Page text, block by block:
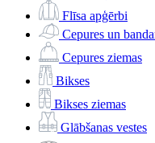
Flīsa apģērbi
Cepures un
Cepures ziemas
Bikses
Bikses ziemas
Glābšanas vestes